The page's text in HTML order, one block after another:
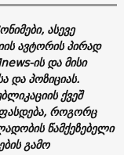
ასევე
ავტორის პირად
ის და მისი
და პოზიციას.
ქვეშ
როგორც
წამქეზებელი
გამო